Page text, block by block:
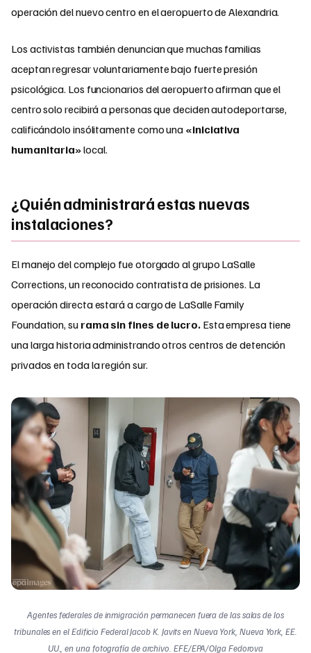
operación del nuevo centro en el aeropuerto de Alexandria.
Los activistas también denuncian que muchas familias
aceptan regresar voluntariamente bajo fuerte presión
psicológica. Los funcionarios del aeropuerto afirman que el
centro solo recibirá a personas que deciden autodeportarse,
calificándolo insólitamente como una «iniciativa
humanitaria»local.
¿Quién administrará estas nuevas
instalaciones?
El manejo del complejo fue otorgado al grupo LaSalle
Corrections, un reconocido contratista de prisiones. La
operación directa estará a cargo de LaSalle Family
Foundation, su rama sin fines de lucro.Esta empresa tiene
una larga historia administrando otros centros de detención
privados en toda la región sur.
Agentes federales de inmigración permanecen fuera de las salas de los
tribunales en el Edificio Federal Jacob K. Javits en Nueva York, Nueva York, EE.
UU., en una fotografía de archivo. EFE/EPA/Olga Fedorova